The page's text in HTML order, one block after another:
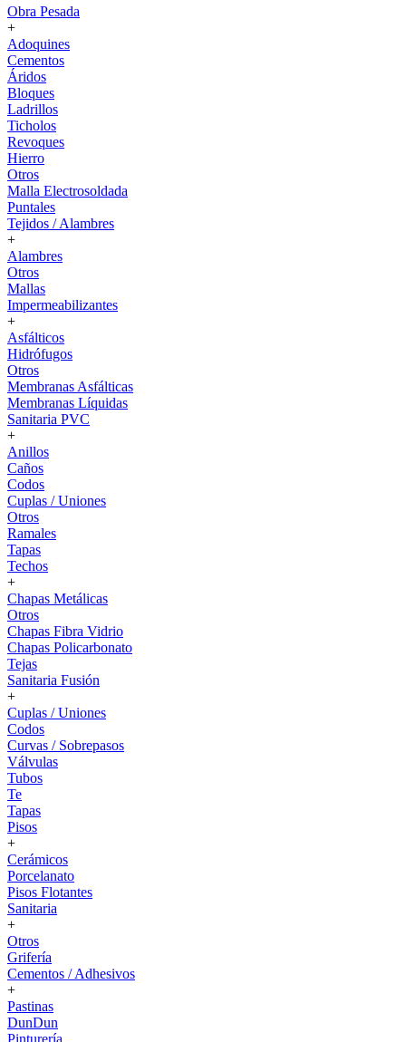
Obra Pesada
+
Adoquines
Cementos
Áridos
Bloques
Ladrillos
Ticholos
Revoques
Hierro
Otros
Malla Electrosoldada
Puntales
Tejidos / Alambres
+
Alambres
Otros
Mallas
Impermeabilizantes
+
Asfálticos
Hidrófugos
Otros
Membranas Asfálticas
Membranas Líquidas
Sanitaria PVC
+
Anillos
Caños
Codos
Cuplas / Uniones
Otros
Ramales
Tapas
Techos
+
Chapas Metálicas
Otros
Chapas Fibra Vidrio
Chapas Policarbonato
Tejas
Sanitaria Fusión
+
Cuplas / Uniones
Codos
Curvas / Sobrepasos
Válvulas
Tubos
Te
Tapas
Pisos
+
Cerámicos
Porcelanato
Pisos Flotantes
Sanitaria
+
Otros
Grifería
Cementos / Adhesivos
+
Pastinas
DunDun
Pinturería